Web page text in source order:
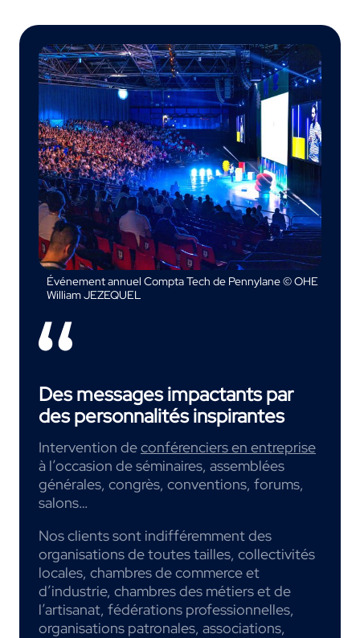
Événement annuel Compta Tech de Pennylane © OHE
William JEZEQUEL
Des messages impactants par
des personnalités inspirantes
Intervention deconférenciers en entreprise
à l’occasion de séminaires, assemblées
générales, congrès, conventions, forums,
salons…
Nos clients sont indifféremment des
organisations de toutes tailles, collectivités
locales, chambres de commerce et
d’industrie, chambres des métiers et de
l’artisanat, fédérations professionnelles,
organisations patronales, associations,